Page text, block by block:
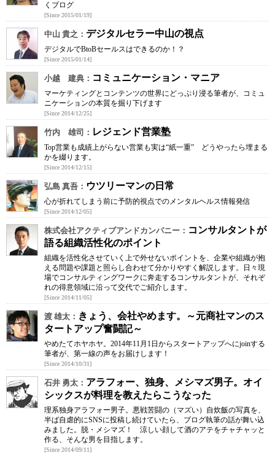
くブログ
[Since 2015/01/19]
中山 貴之： デジタルセラー中山の視点
デジタルでBtoBセールスはできるのか！？
[Since 2015/01/14]
小越 建典： コミュニケーション・マニア
マーケティングとコンテンツの世界にどっぷり浸る筆者が、コミュ
ニケーションの本質を掘り下げます
[Since 2014/12/25]
竹内 雄司： レジェンド営業塾
Top営業も成績上がらない営業も実は“紙一重” どうやったら埋まる
かを綴ります。
[Since 2014/12/15]
弘島 真吾： ウツリーマンの日常
心が折れてしまう前に予防的視点でのメンタルヘルス情報発信
[Since 2014/12/05]
株式会社アクティブアンドカンパニー： コンサルタントが
語る組織活性化のポイント
組織を活性化させていく上で外せないポイントを、企業や組織が抱
える問題や課題と照らし合わせて分かりやすく解説します。日々現
場でコンサルティングワークに奔走するコンサルタントが、それぞ
れの得意領域に沿って交代でご紹介します。
[Since 2014/11/05]
渡 雄太： きょう、会社やめます。～元商社マンのス
タートアップ奮闘記～
やめたてホヤホヤ。2014年11月1日からスタートアップへにjoinする
筆者が、第一線の声をお届けします！
[Since 2014/10/31]
石井 勇太： アラフォー、独身、メシマズ男子。オイ
シックスが料理を教えたらこうなった
理系独身アラフォー男子。悪戦苦闘の（マズい）自炊飯の写真を、
半ば自虐的にSNSに投稿し続けていたら、ブログ執筆の話が舞い込
みました。脱・メシマズ！ 涼しい顔して酒のアテをチャチャッと
作る、そんな男を目指します。
[Since 2014/09/11]